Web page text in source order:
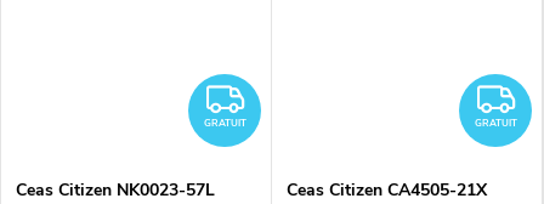
GRATUIT
GRATUIT
Ceas Citizen NK0023-57L
GRATUIT
Ceas Citizen CA4505-21X